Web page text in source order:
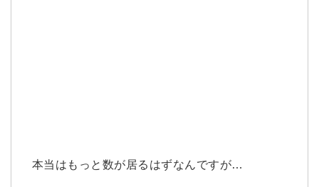
本当はもっと数が居るはずなんですが…